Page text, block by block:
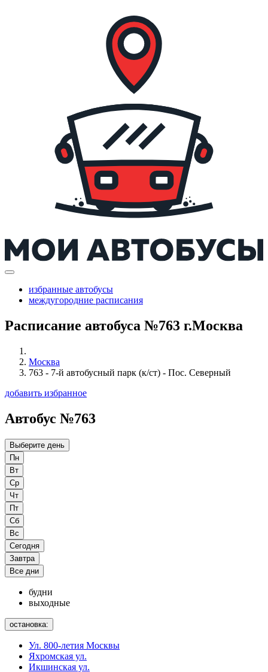
избранные автобусы
междугородние расписания
Расписание автобуса №763 г.Москва
Москва
763 - 7-й автобусный парк (к/ст) - Пос. Северный
добавить избранное
Автобус №763
Выберите день
Пн
Вт
Ср
Чт
Пт
Сб
Вс
Сегодня
Завтра
Все дни
будни
выходные
остановка:
Ул. 800-летия Москвы
Яхромская ул.
Икшинская ул.